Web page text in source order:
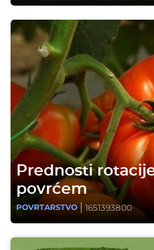
Prednosti
povrćem
POVRTARSTVO 1651393800